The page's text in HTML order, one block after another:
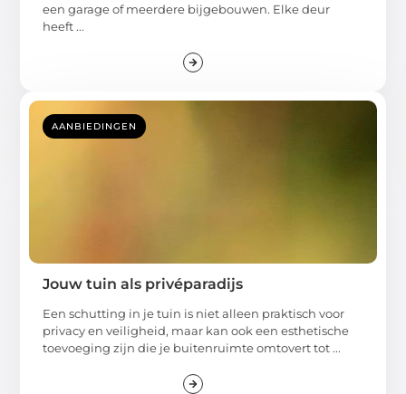
een garage of meerdere bijgebouwen. Elke deur
heeft ...
AANBIEDINGEN
Jouw tuin als privéparadijs
Een schutting in je tuin is niet alleen praktisch voor
privacy en veiligheid, maar kan ook een esthetische
toevoeging zijn die je buitenruimte omtovert tot ...